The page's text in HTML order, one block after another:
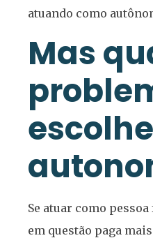
atuando como
Mas
Se atuar como
em questão paga